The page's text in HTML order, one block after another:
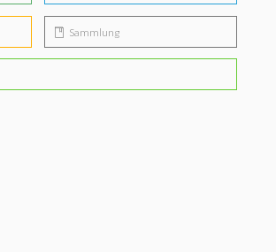
Sammlung